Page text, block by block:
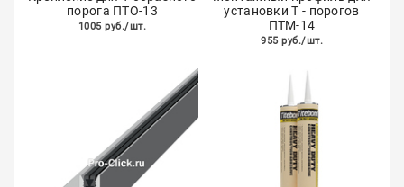
порога ПТО-13
1005 руб./шт.
установки Т - порогов
ПТМ-14
955 руб./шт.